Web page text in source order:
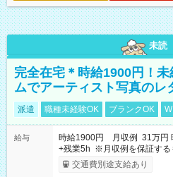
未読
完全在宅＊時給1900円！
ムでアーティスト写真のレ
派遣 職種未経験OK ブランクOK
給与
時給1900円 月収例 31万円
+残業5h ※月収例を保証す
取りサービス利用可（利用条
交通費別途支給あり